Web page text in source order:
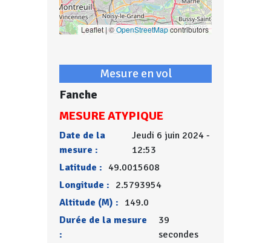
Leaflet | ©OpenStreetMapcontributors
Mesure en vol
Fanche
MESURE ATYPIQUE
Date de la
mesure :
Jeudi 6 juin 2024 -
12:53
Latitude : 49.0015608
Longitude : 2.5793954
Altitude (M) : 149.0
Durée de la mesure
:
39
secondes